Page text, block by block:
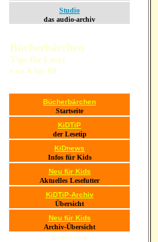
Studio
das audio-archiv
Bücherbärchen
Tips für Leser
von 8 bis 80
Bücherbärchen
Startseite
KiDTiP
der Lesetip
KiDnews
Infos für Kids
Neu für Kids
Aktuelles Lesefutter
KiDTiP-Archiv
Übersicht
Neu für Kids
Archiv-Übersicht
Seiteninfos